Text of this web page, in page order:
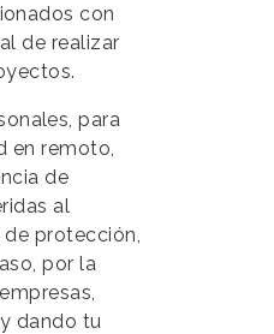
con
de realizar
para
en remoto,
de
al
protección,
por la
dando tu